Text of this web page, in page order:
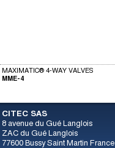
MAXIMATIC® 4-WAY VALVES
MME-4
CITEC SAS
8 avenue du Gué Langlois
ZAC du Gué Langlois
77600 Bussy Saint Martin France